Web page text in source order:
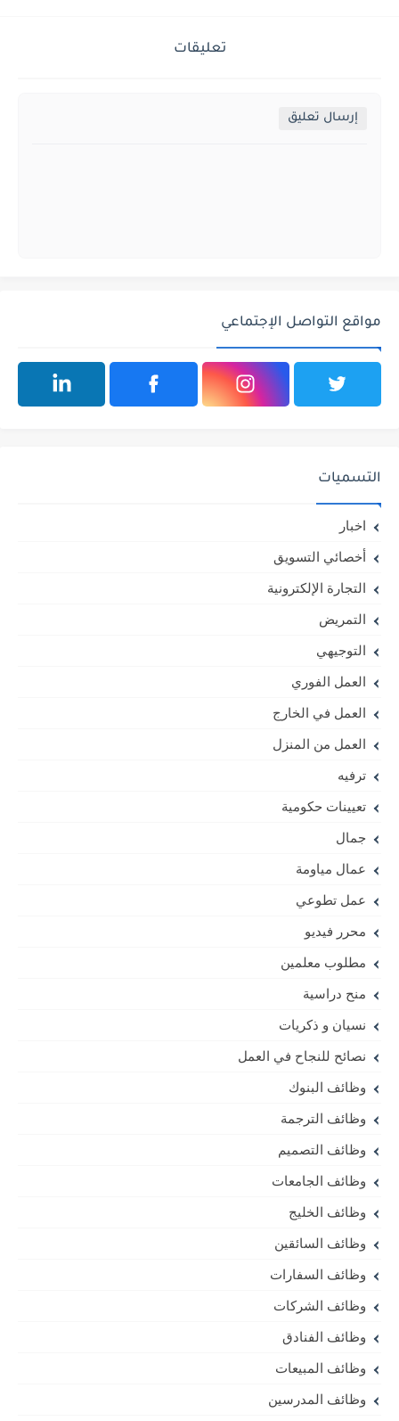
تعليقات
إرسال تعليق
مواقع التواصل الإجتماعي
التسميات
اخبار
أخصائي التسويق
التجارة الإلكترونية
التمريض
التوجيهي
العمل الفوري
العمل في الخارج
العمل من المنزل
ترفيه
تعيينات حكومية
جمال
عمال مياومة
عمل تطوعي
محرر فيديو
مطلوب معلمين
منح دراسية
نسيان و ذكريات
نصائح للنجاح في العمل
وظائف البنوك
وظائف الترجمة
وظائف التصميم
وظائف الجامعات
وظائف الخليج
وظائف السائقين
وظائف السفارات
وظائف الشركات
وظائف الفنادق
وظائف المبيعات
وظائف المدرسين